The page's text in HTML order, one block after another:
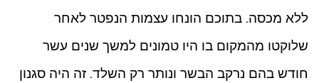
ללא מכסה. בתוכם הונחו עצמות הנפטר לאחר
שלוקטו מהמקום בו היו טמונים למשך שנים עשר
חודש בהם נרקב הבשר ונותר רק השלד. זה היה סגנון